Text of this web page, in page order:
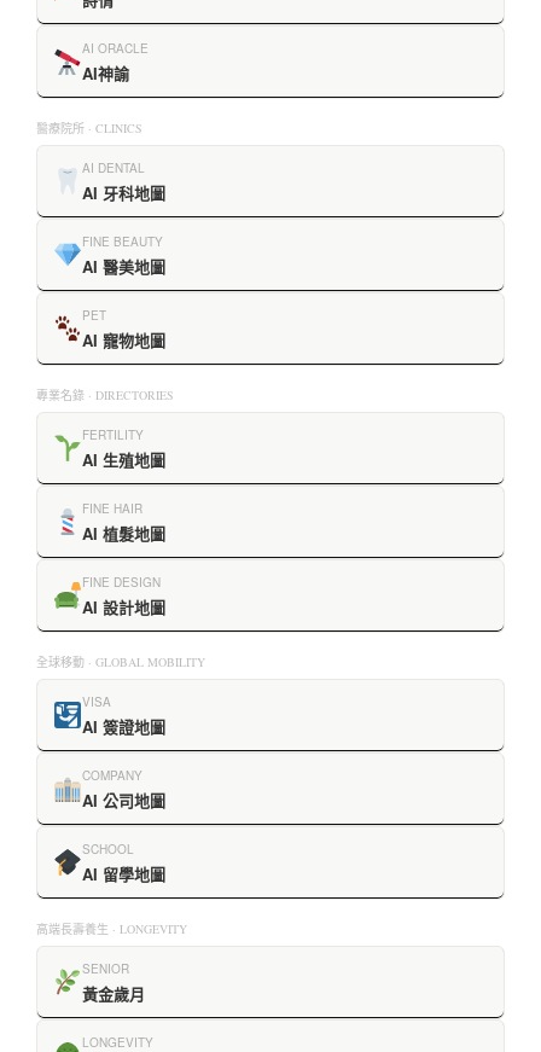
AI ORACLE
AI神諭
醫療院所 · CLINICS
AI DENTAL
AI 牙科地圖
FINE BEAUTY
AI 醫美地圖
PET
AI 寵物地圖
專業名錄 · DIRECTORIES
FERTILITY
AI 生殖地圖
FINE HAIR
AI 植髮地圖
FINE DESIGN
AI 設計地圖
全球移動 · GLOBAL MOBILITY
VISA
AI 簽證地圖
COMPANY
AI 公司地圖
SCHOOL
AI 留學地圖
高端長壽養生 · LONGEVITY
SENIOR
黃金歲月
LONGEVITY